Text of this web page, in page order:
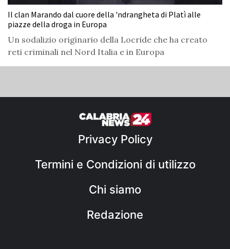
Il clan Marando dal cuore della 'ndrangheta di Platì alle
piazze della droga in Europa
Un sodalizio originario della Locride che ha creato
reti criminali nel Nord Italia e in Europa
Privacy Policy
Termini e Condizioni di utilizzo
Chi siamo
Redazione